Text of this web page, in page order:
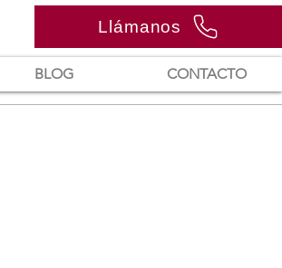
Llámanos
BLOG CONTACTO